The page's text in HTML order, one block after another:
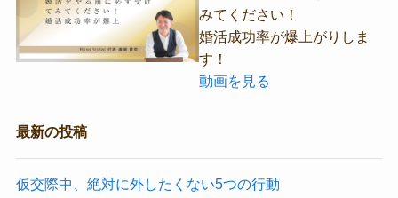
みてください！
婚活成功率が爆上がりしま
す！
動画を見る
最新の投稿
仮交際中、絶対に外したくない5つの行動